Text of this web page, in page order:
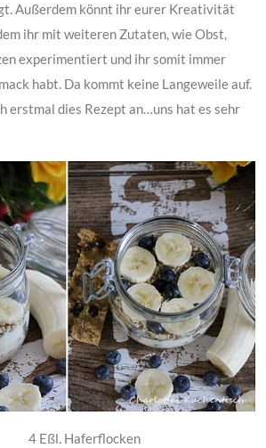
Außerdem könnt ihr eurer Kreativität
ihr mit weiteren Zutaten, wie Obst,
experimentiert und ihr somit immer
habt. Da kommt keine Langeweile auf.
erstmal dies Rezept an…uns hat es sehr
4 Eßl. Haferflocken